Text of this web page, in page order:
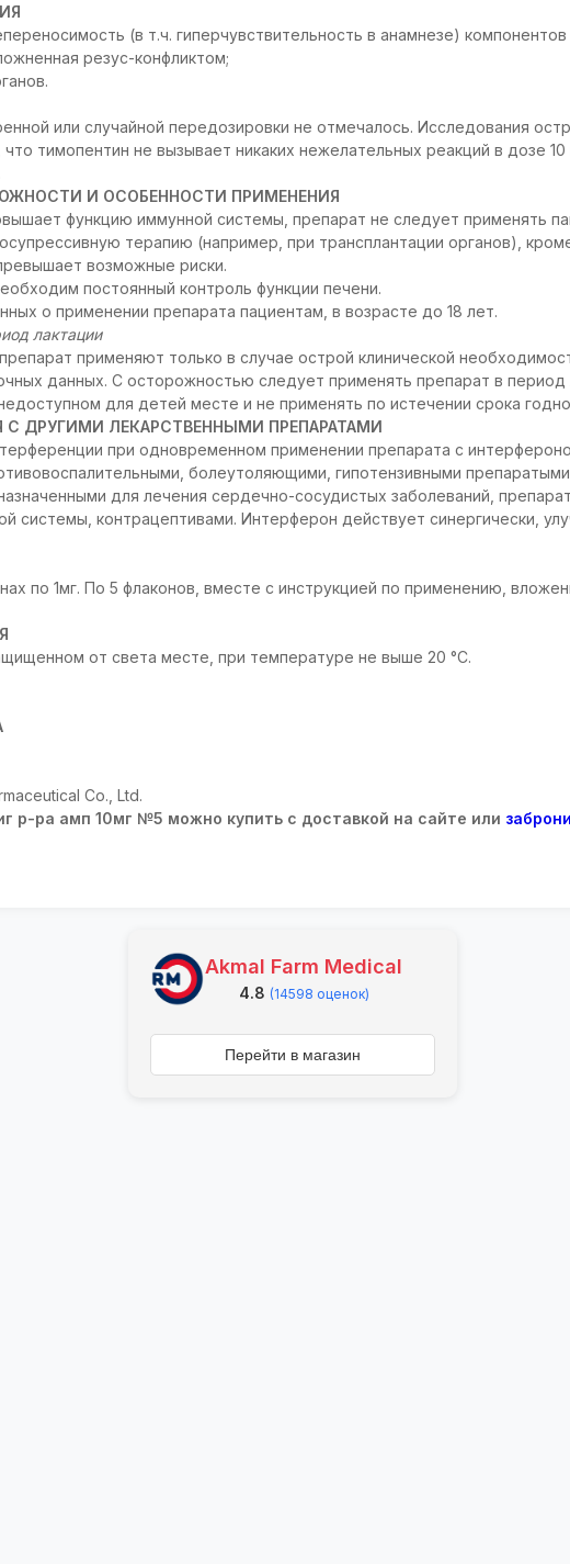
(в т.ч. гиперчувствительность в анамнезе) компонентов
резус-конфликтом;
или случайной передозировки не отмечалось. Исследования
тимопентин не вызывает никаких нежелательных реакций в дозе 10
И ОСОБЕННОСТИ ПРИМЕНЕНИЯ
функцию иммунной системы, препарат не следует применять
терапию (например, при трансплантации органов),
возможные риски.
постоянный контроль функции печени.
о применении препарата пациентам, в возрасте до 18 лет.
лактации
применяют только в случае острой клинической
данных. С осторожностью следует применять препарат в период
для детей месте и не применять по истечении срока
ДРУГИМИ ЛЕКАРСТВЕННЫМИ ПРЕПАРАТАМИ
при одновременном применении препарата с
болеутоляющими, гипотензивными
для лечения сердечно-сосудистых заболеваний,
системы, контрацептивами. Интерферон действует синергически,
по 1мг. По 5 флаконов, вместе с инструкцией по применению,
от света месте, при температуре не выше 20 °С.
Co., Ltd.
р-ра амп 10мг №5 можно купить с доставкой на сайте или
Akmal Farm Medical
4.8 (14598 оценок)
Перейти в магазин